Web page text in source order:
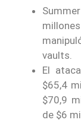
vaults.
El
$65,4
$70,9
de $6